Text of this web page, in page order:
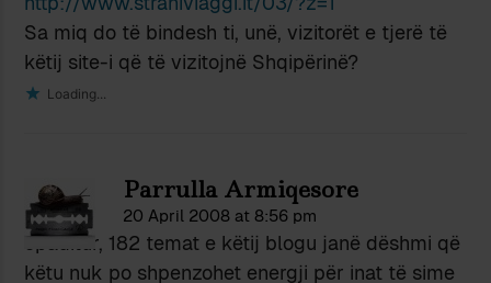
Sa miq do të bindesh ti, unë, vizitorët e tjerë të
këtij site-i që të vizitojnë Shqipërinë?
Loading...
Parrulla Armiqesore
20 April 2008 at 8:56 pm
epaditur, 182 temat e këtij blogu janë dëshmi që
këtu nuk po shpenzohet energji për inat të sime